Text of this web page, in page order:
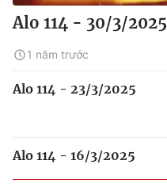
Alo 114 - 30/3/2025
1 năm trước
Alo 114 - 23/3/2025
Alo 114 - 16/3/2025